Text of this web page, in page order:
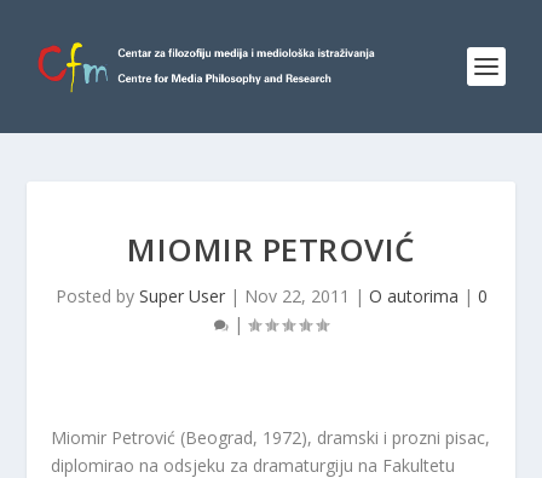
MIOMIR PETROVIĆ
Posted by Super User| Nov 22, 2011 | O autorima | 0
|
Miomir Petrović (Beograd, 1972), dramski i prozni pisac,
diplomirao na odsjeku za dramaturgiju na Fakultetu